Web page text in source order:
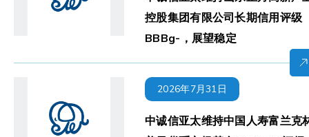
控股集团有限公司长期信用评级
BBBg-，展望稳定
2026年7月31日
中诚信亚太维持中国人寿富兰克